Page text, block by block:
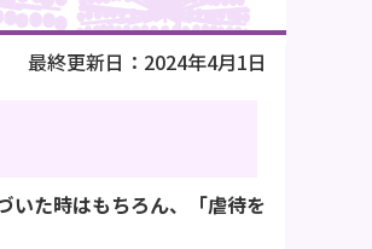
最終更新日：2024年4月1日
いた時はもちろん、「虐待を